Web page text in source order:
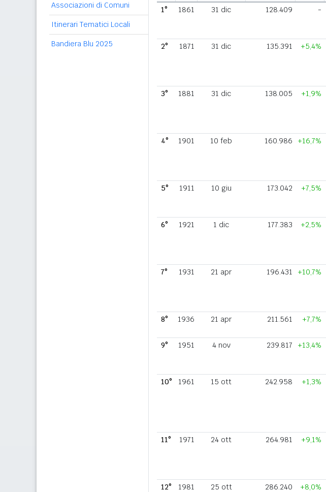
Associazioni di Comuni
Itinerari Tematici Locali
Bandiera Blu 2025
1° 1861 31 dic 128.409 -
2°
1871 31 dic 135.391 +5,4%
3°
1881 31 dic 138.005 +1,9%
4°
1901 10 feb 160.986 +16,7%
5°
1911 10 giu 173.042 +7,5%
6°
1921 1 dic 177.383 +2,5%
7°
1931 21 apr 196.431 +10,7%
8°
1936 21 apr 211.561 +7,7%
9°
1951 4 nov 239.817 +13,4%
10°
1961 15 ott 242.958 +1,3%
11°
1971 24 ott 264.981 +9,1%
12°
1981 25 ott 286.240 +8,0%